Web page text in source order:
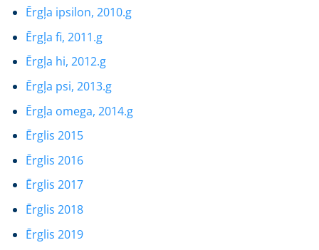
Ērgļa ipsilon, 2010.g
Ērgļa fi, 2011.g
Ērgļa hi, 2012.g
Ērgļa psi, 2013.g
Ērgļa omega, 2014.g
Ērglis 2015
Ērglis 2016
Ērglis 2017
Ērglis 2018
Ērglis 2019